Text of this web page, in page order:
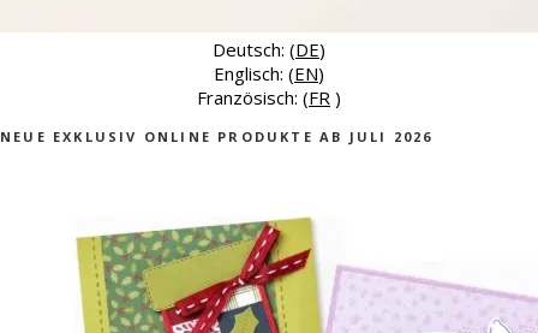
Deutsch: (DE)
Englisch: (EN)
Französisch: (FR )
NEUE EXKLUSIV ONLINE PRODUKTE AB JULI 2026